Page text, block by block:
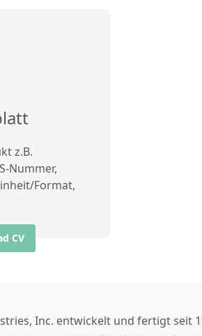
z.B.
Nummer,
Format,
CV
Inc. entwickelt und fertigt seit